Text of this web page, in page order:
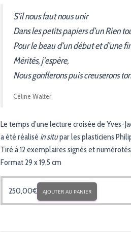
S’il nous faut nous unir
Dans les petits papiers d’un Rien
Pour le beau d’un début et d’une
Mérités, j’espère,
Nous gonflerons puis creuserons
Céline Walter
Le temps d’une lecture croisée de Yves-
a été réalisé in situpar les plasticiens
Tiré à 12 exemplaires signés et
Format 29 x 19,5 cm
250,00€ AJOUTER AU PANIER